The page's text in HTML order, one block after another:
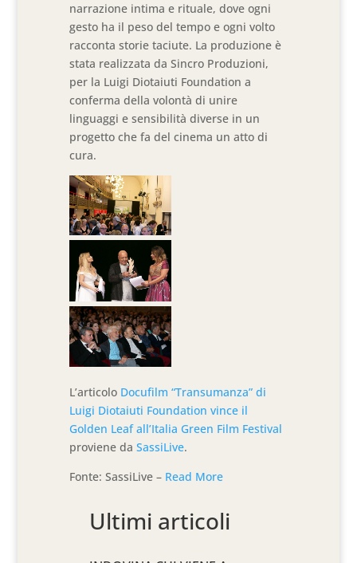
narrazione intima e rituale, dove ogni
gesto ha il peso del tempo e ogni volto
racconta storie taciute. La produzione è
stata realizzata da Sincro Produzioni,
per la Luigi Diotaiuti Foundation a
conferma della volontà di unire
linguaggi e sensibilità diverse in un
progetto che fa del cinema un atto di
cura.
L’articolo Docufilm “Transumanza” di
Luigi Diotaiuti Foundation vince il
Golden Leaf all’Italia Green Film Festival
proviene daSassiLive.
Fonte: SassiLive – Read More
Ultimi articoli